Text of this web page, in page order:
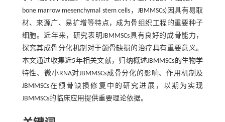
bone marrow mesenchymal stem cells，JBMMSCs)因具有易取
材、来源广、易扩增等特点，成为骨组织工程的重要种子
细胞。近年来，研究表明JBMMSCs具有良好的成骨能力，
探究其成骨分化机制对于颌骨缺损的治疗具有重要意义。
本文通过收集近5年相关文献，归纳概述JBMMSCs的生物学
特性、微小RNA对JBMMSCs成骨分化的影响、作用机制及
JBMMSCs在颌骨缺损修复中的研究进展，以期为实现
JBMMSCs的临床应用提供重要理论依据。